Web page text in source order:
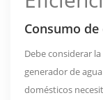
Consumo de
Debe considerar
generador de
domésticos